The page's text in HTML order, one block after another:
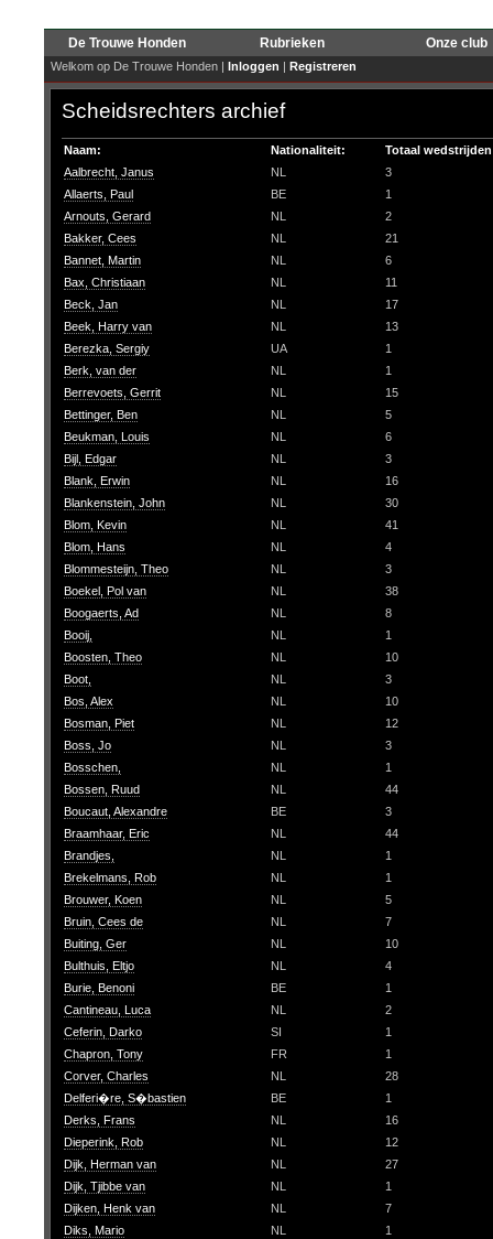
De Trouwe Honden Rubrieken Onze club
Welkom op De Trouwe Honden | Inloggen | Registreren
Scheidsrechters archief
Naam: Nationaliteit:
Totaal
Aalbrecht, Janus
NL
3
Allaerts, Paul
BE
1
Arnouts, Gerard
NL
2
Bakker, Cees
NL
21
Bannet, Martin
NL
6
Bax, Christiaan
NL
11
Beck, Jan
NL
17
Beek, Harry van
NL
13
Berezka, Sergiy
UA
1
Berk, van der
NL
1
Berrevoets, Gerrit
NL
15
Bettinger, Ben
NL
5
Beukman, Louis
NL
6
Bijl, Edgar
NL
3
Blank, Erwin
NL
16
Blankenstein, John
NL
30
Blom, Kevin
NL
41
Blom, Hans
NL
4
Blommesteijn, Theo
NL
3
Boekel, Pol van
NL
38
Boogaerts, Ad
NL
8
Booij,
NL
1
Boosten, Theo
NL
10
Boot,
NL
3
Bos, Alex
NL
10
Bosman, Piet
NL
12
Boss, Jo
NL
3
Bosschen,
NL
1
Bossen, Ruud
NL
44
Boucaut, Alexandre
BE
3
Braamhaar, Eric
NL
44
Brandjes,
NL
1
Brekelmans, Rob
NL
1
Brouwer, Koen
NL
5
Bruin, Cees de
NL
7
Buiting, Ger
NL
10
Bulthuis, Eltjo
NL
4
Burie, Benoni
BE
1
Cantineau, Luca
NL
2
Ceferin, Darko
SI
1
Chapron, Tony
FR
1
Corver, Charles
NL
28
Delferi�re, S�bastien
BE
1
Derks, Frans
NL
16
Dieperink, Rob
NL
12
Dijk, Herman van
NL
27
Dijk, Tjibbe van
NL
1
Dijken, Henk van
NL
7
Diks, Mario
NL
1